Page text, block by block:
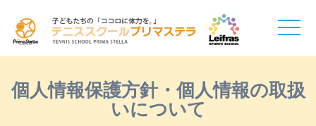
toggle
個人情報保護方針・個人情報の取扱
いについて